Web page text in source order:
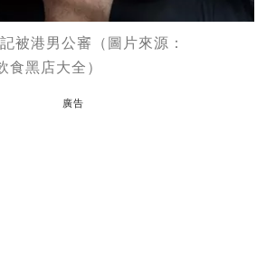
被港男公審（圖片來源：
食黑店大全）
廣告